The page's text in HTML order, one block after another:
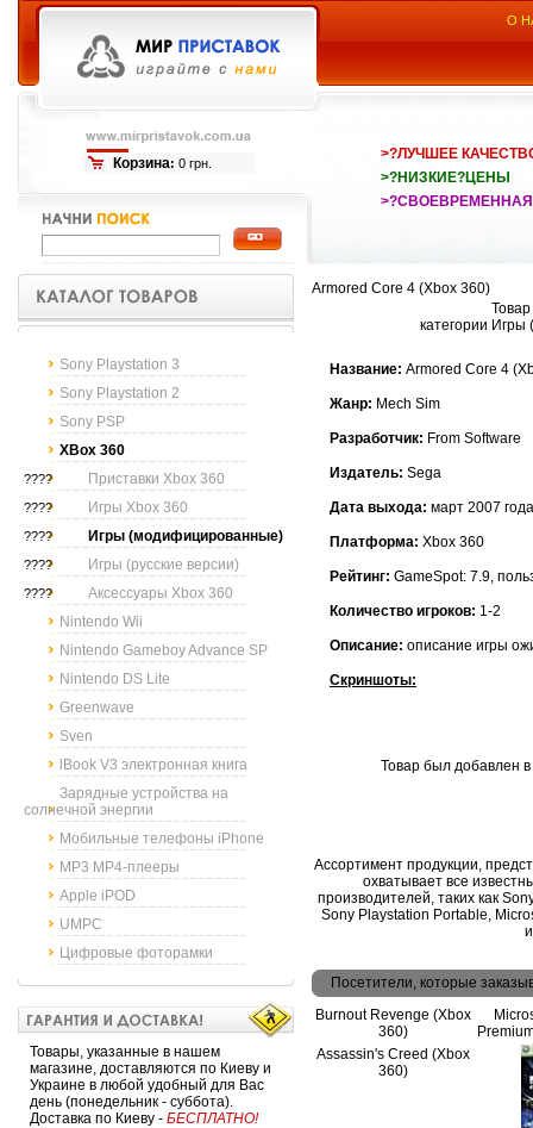
Корзина: 0 грн.
О
>?ЛУЧШЕЕ
>?НИЗКИЕ?ЦЕНЫ
Sony Playstation 3
Sony Playstation 2
Sony PSP
XBox 360
???? Приставки Xbox 360
???? Игры Xbox 360
???? Игры (модифицированные)
???? Игры (русские версии)
????
Аксессуары Xbox 360
Nintendo Wii
Nintendo Gameboy Advance SP
Nintendo DS Lite
Greenwave
Sven
lBook V3 электронная книга
Зарядные устройства на
солнечной энергии
Мобильные телефоны iPhone
MP3 MP4-плееры
Apple iPOD
UMPC
Цифровые фоторамки
Товары, указанные в нашем
магазине, доставляются по Киеву и
Украине в любой удобный для Вас
день (понедельник - суббота).
Доставка по Киеву - БЕСПЛАТНО!
Armored Core 4 (Xbox 360)
категории
Название: Armored Core 4
Жанр: Mech Sim
Разработчик: From Software
Издатель: Sega
Дата выхода: март 2007 года
Платформа: Xbox 360
Рейтинг: GameSpot: 7.9,
Количество игроков: 1-2
Описание: описание игры
Скриншоты:
Товар был добавлен в
Ассортимент продукции,
охватывает все
производителей, таких как
Sony Playstation Portable,
Посетители, которые
Burnout Revenge (Xbox
360)
Assassin's Creed (Xbox
360)